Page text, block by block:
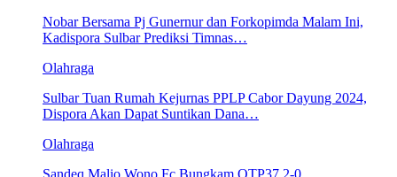
Nobar Bersama Pj Gunernur dan Forkopimda Malam Ini,
Kadispora Sulbar Prediksi Timnas…
Olahraga
Sulbar Tuan Rumah Kejurnas PPLP Cabor Dayung 2024,
Dispora Akan Dapat Suntikan Dana…
Olahraga
Sandeq Malio Wono Fc Bungkam OTP37 2-0